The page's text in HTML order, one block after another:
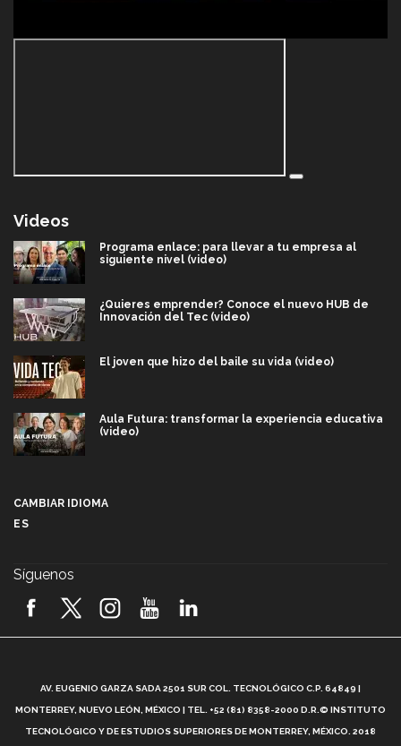
Videos
Programa enlace: para llevar a tu empresa al
siguiente nivel (video)
¿Quieres emprender? Conoce el nuevo HUB de
Innovación del Tec (video)
El joven que hizo del baile su vida (video)
Aula Futura: transformar la experiencia educativa
(video)
2026! (video)
¿Cómo es el Modelo Educativo Tec? (video)
CAMBIAR IDIOMA
ES
Síguenos
AV. EUGENIO GARZA SADA 2501 SUR COL. TECNOLÓGICO C.P. 64849 |
MONTERREY, NUEVO LEÓN, MÉXICO | TEL. +52 (81) 8358-2000 D.R.© INSTITUTO
TECNOLÓGICO Y DE ESTUDIOS SUPERIORES DE MONTERREY, MÉXICO. 2018